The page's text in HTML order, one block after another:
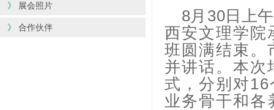
》 展会照片
》 合作伙伴
8月 30日上
西安文理学院
班圆满结束。
并讲话。本次
式，分别对
业务骨干和各